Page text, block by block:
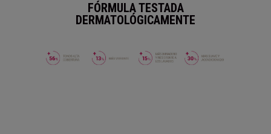
FÓRMULA TESTADA
DERMATOLÓGICAMENTE